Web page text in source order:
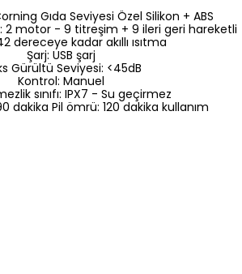
Gıda Seviyesi Özel Silikon + ABS
2 motor - 9 titreşim + 9 ileri geri hareketli
dereceye kadar akıllı ısıtma
Şarj: USB şarj
Gürültü Seviyesi: <45dB
Kontrol: Manuel
sınıfı: IPX7 - Su geçirmez
dakika Pil ömrü: 120 dakika kullanım